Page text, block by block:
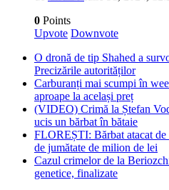
0 Points
Upvote Downvote
O dronă de tip Shahed a
Precizările autorităților
Carburanți mai scumpi în
aproape la același preț
(VIDEO) Crimă la Ștefan
ucis un bărbat în bătaie
FLOREȘTI: Bărbat atacat
de jumătate de milion de lei
Cazul crimelor de la
genetice, finalizate